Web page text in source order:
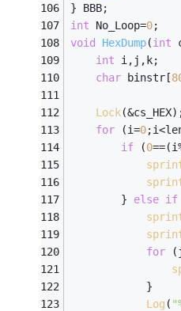
} BBB;
int No_Loop=0;
void
HexDump(int
int i,j,k;
char binstr[
Lock
for (i=0
if (0
        }
else if
for
            }
Log (